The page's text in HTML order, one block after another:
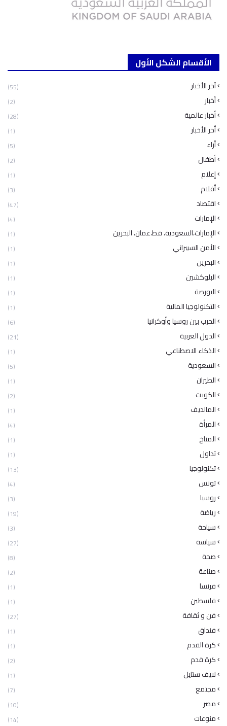
الأقسام الشكل الأول
آخر الأخبار (55)
أخبار (2)
أخبار عالمية (28)
أخر الأخبار (1)
أراء (5)
أطفال (2)
إعلام (1)
أفلام (3)
اقتصاد (47)
الإمارات (4)
الإمارات،السعودية، قط،عمان، البحرين (1)
الأمن السيبراني (1)
البحرين (1)
البلوكشين (1)
البورصة (1)
التكنولوجيا المالية (1)
الحرب بين روسيا وأوكرانيا (6)
الدول العربية (21)
الذكاء الاصطناعي (1)
السعودية (5)
الطيران (1)
الكويت (2)
المالديف (1)
المرأة (4)
المناخ (1)
تداول (1)
تكنولوجيا (13)
تونس (4)
روسيا (3)
رياضة (19)
سياحة (3)
سياسة (27)
صحة (8)
صناعة (2)
فرنسا (1)
فلسطين (1)
فن و ثقافة (27)
فنداق (1)
كرة القدم (1)
كرة قدم (2)
لايف ستايل (1)
مجتمع (7)
مصر (10)
منوعات (14)